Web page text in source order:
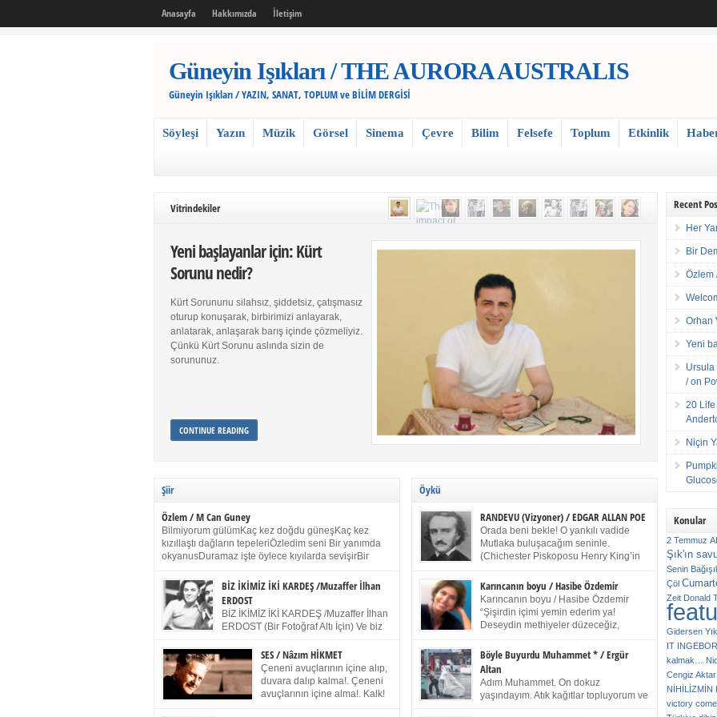
Anasayfa Hakkımızda İletişim
Güneyin Işıkları / THE AURORA AUSTRALIS
Güneyin Işıkları / YAZIN, SANAT, TOPLUM ve BİLİM DERGİSİ
Söyleşi Yazın Müzik Görsel Sinema Çevre Bilim Felsefe Toplum Etkinlik
Vitrindekiler
Yeni başlayanlar için: Kürt
Sorunu nedir?
Kürt Sorununu silahsız, şiddetsiz, çatışmasız
oturup konuşarak, birbirimizi anlayarak,
anlatarak, anlaşarak barış içinde çözmeliyiz.
Çünkü Kürt Sorunu aslında sizin de
sorununuz.
CONTINUE READING
Şiir
Özlem / M Can Guney
Bilmiyorum gülümKaç kez doğdu güneşKaç kez
kızıllaştı dağların tepeleriÖzledim seni Bir yanımda
okyanusDuramaz işte öylece kıyılarda sevişirBir
dururSokulur yalnızlığıma kokun olur Gözlerim bir
buruk gülümsemeDudağımda buğusu
öpüşlerinGeceler boyuÖzledim seni 2004 Haziran
Sydney / Toplumsal Kaynak / Memduh Güney
BİZ İKİMİZ İKİ KARDEŞ /Muzaffer İlhan
ERDOST
BİZ İKİMİZ İKİ KARDEŞ /Muzaffer İlhan
ERDOST (Bir Fotoğraf Altı İçin) Ve biz
Duracağız Fotoğrafımızda durduğumuz gibi Benim
ellerimde kelepçe Yüzümde yapay bir gülüş
(Kelepçeyi yadırgamanın gülüşü belki İlk kez olduğu
için Sonra alıştım Ve unuttum sonra kelepçeyi
SES / Nâzım HİKMET
Çeneni avuçlarının içine alıp,
duvara dalıp kalma!. Çeneni
avuçlarının içine alma!. Kalk!
Öykü
RANDEVU (Vizyoner) / EDGAR ALLAN POE
Orada beni bekle! O yankılı vadide
Mutlaka buluşacağım seninle.
(Chichester Piskoposu Henry King’in
Talihsiz ve gizemli adam! – Sen ki kendi hayal
gücünün parlaklığıyla afalladın, gençliğinin alevleri
arasına düştün! Hayalimde seni tekrar görüyorum!
Bir kez daha önümde duruyor siluetin! – Olduğun –
ah olduğun gibi değil soğuk vadide ve gölgelerin […]
Karıncanın boyu / Hasibe Özdemir
Karıncanın boyu / Hasibe Özdemir
“Şişirdin içimi yemin ederim ya!
Deseydin methiyeler düzeceğiz,
titriyor. “Sana gel demedim kızım.” diyorum sakince.
“Takıldın peşime madem, ne duyarsan
katlanacaksın.” Bir sigara yakıyor. Başını yana yatırıp,
bezmiş annelerin yılgın bakışıyla süzüyor beni.
Kaşlarımı kaldırıp ona bakıyorum ben de. Pes ediyor.
Böyle Buyurdu Muhammet * / Ergür
Altan
Adım Muhammet. On dokuz
yaşındayım. Atık kağıtlar topluyorum ve
Recent
Her
Bir
Özlem
Orhan
Yeni
Ursula
/ on
20
Niçin
Konular
2 Temmuz
Şık'ın
Senin
Çöl
Zeit Donald
Gidersen
IT
kalmak…
Cengiz Aktar
NİHİLİZMİN
victory